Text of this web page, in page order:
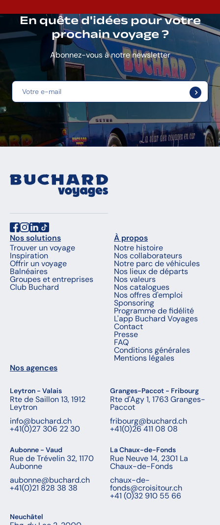
En quête d'idées pour votre
prochain voyage ?
Abonnez-vous à notre newsletter
Nos solutions
Trouver un voyage
Inspiration
Offrir un voyage
Balnéaires
Groupes et entreprises
Club Buchard
À propos
Notre histoire
Nos collaborateurs
Notre parc de véhicules
Nos lieux de départs
Nos valeurs
Nos catalogues
Nos offres d'emploi
Sponsoring
Programme de fidélité
L'app Buchard Voyages
Contact
Presse
FAQ
Conditions générales
Mentions légales
Nos agences
Leytron - Valais
Rte de Saillon 13, 1912
Leytron
info@buchard.ch
+41(0)27 306 22 30
Granges-Paccot - Fribourg
Rte d'Agy 1, 1763 Granges-
Paccot
fribourg@buchard.ch
+41(0)26 411 08 08
Aubonne - Vaud
Rue de Trévelin 32, 1170
Aubonne
aubonne@buchard.ch
+41(0)21 828 38 38
La Chaux-de-Fonds
Rue Neuve 14, 2301 La
Chaux-de-Fonds
chaux-de-
fonds@croisitour.ch
+41 (0)32 910 55 66
Neuchâtel